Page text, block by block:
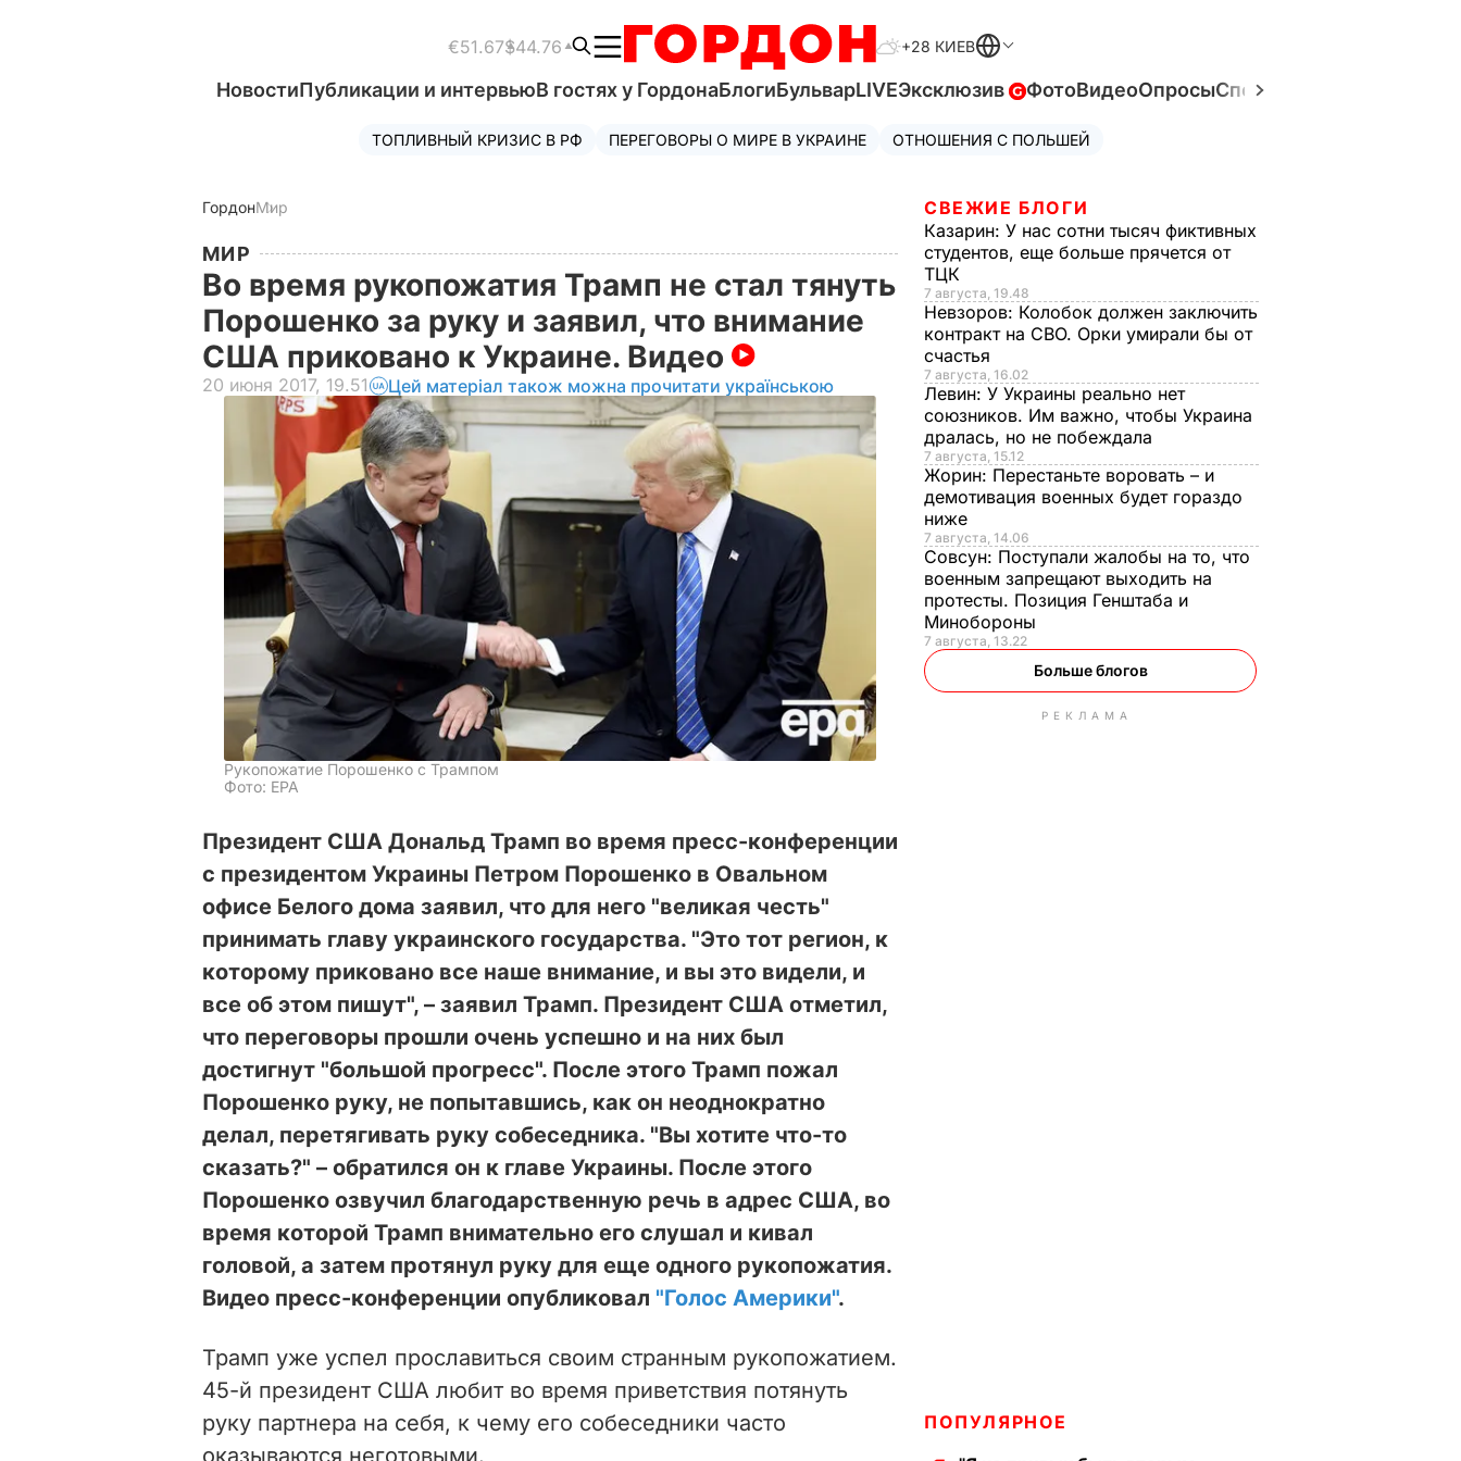
€51.67$44.76 +28 КИЕВ
НовостиПубликации и интервьюВ гостях у ГордонаБлогиБульварLIVEЭксклюзив ФотоВидеоОпросыСпецпроекты
ТОПЛИВНЫЙ КРИЗИС В РФ ПЕРЕГОВОРЫ О МИРЕ В УКРАИНЕ ОТНОШЕНИЯ С ПОЛЬШЕЙ
ГордонМир
МИР
Во время рукопожатия Трамп не стал тянуть
Порошенко за руку и заявил, что внимание
США приковано к Украине. Видео
20 июня 2017, 19.51 Цей матеріал також можна прочитати українською
Рукопожатие Порошенко с Трампом
Фото: ЕРА
Президент США Дональд Трамп во время пресс-конференции
с президентом Украины Петром Порошенко в Овальном
офисе Белого дома заявил, что для него "великая честь"
принимать главу украинского государства. "Это тот регион, к
которому приковано все наше внимание, и вы это видели, и
все об этом пишут", – заявил Трамп. Президент США отметил,
что переговоры прошли очень успешно и на них был
достигнут "большой прогресс". После этого Трамп пожал
Порошенко руку, не попытавшись, как он неоднократно
делал, перетягивать руку собеседника. "Вы хотите что-то
сказать?" – обратился он к главе Украины. После этого
Порошенко озвучил благодарственную речь в адрес США, во
время которой Трамп внимательно его слушал и кивал
головой, а затем протянул руку для еще одного рукопожатия.
Видео пресс-конференции опубликовал "Голос Америки".
Трамп уже успел прославиться своим странным рукопожатием.
45-й президент США любит во время приветствия потянуть
руку партнера на себя, к чему его собеседники часто
оказываются неготовыми.
СВЕЖИЕ БЛОГИ
Казарин: У нас сотни тысяч фиктивных
студентов, еще больше прячется от
ТЦК
7 августа, 19.48
Невзоров: Колобок должен заключить
контракт на СВО. Орки умирали бы от
счастья
7 августа, 16.02
Левин: У Украины реально нет
союзников. Им важно, чтобы Украина
дралась, но не побеждала
7 августа, 15.12
Жорин: Перестаньте воровать – и
демотивация военных будет гораздо
ниже
7 августа, 14.06
Совсун: Поступали жалобы на то, что
военным запрещают выходить на
протесты. Позиция Генштаба и
Минобороны
7 августа, 13.22
Больше блогов
РЕКЛАМА
ПОПУЛЯРНОЕ